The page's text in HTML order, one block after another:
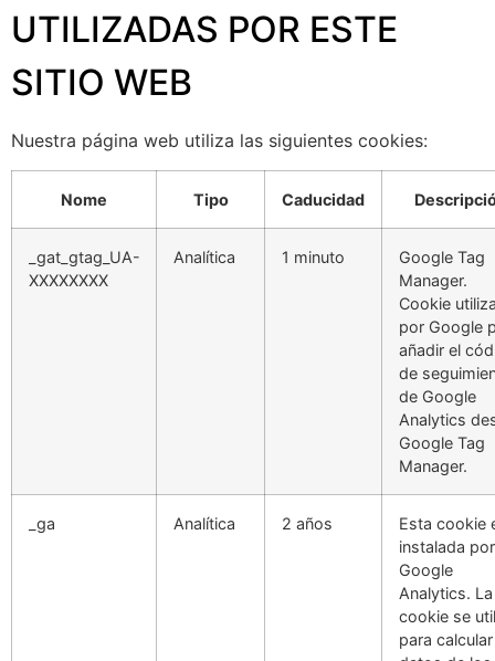
UTILIZADAS POR ESTE
SITIO WEB
Nuestra página web utiliza las siguientes cookies:
Nome Tipo Caducidad
_gat_gtag_UA-
XXXXXXXX
Analítica 1 minuto
Google Tag
Manager.
Cookie
por Google
añadir el
de
de Google
Analytics
Google Tag
Manager.
_ga Analítica 2 años
Esta cookie
instalada por
Google
Analytics. La
cookie se
para